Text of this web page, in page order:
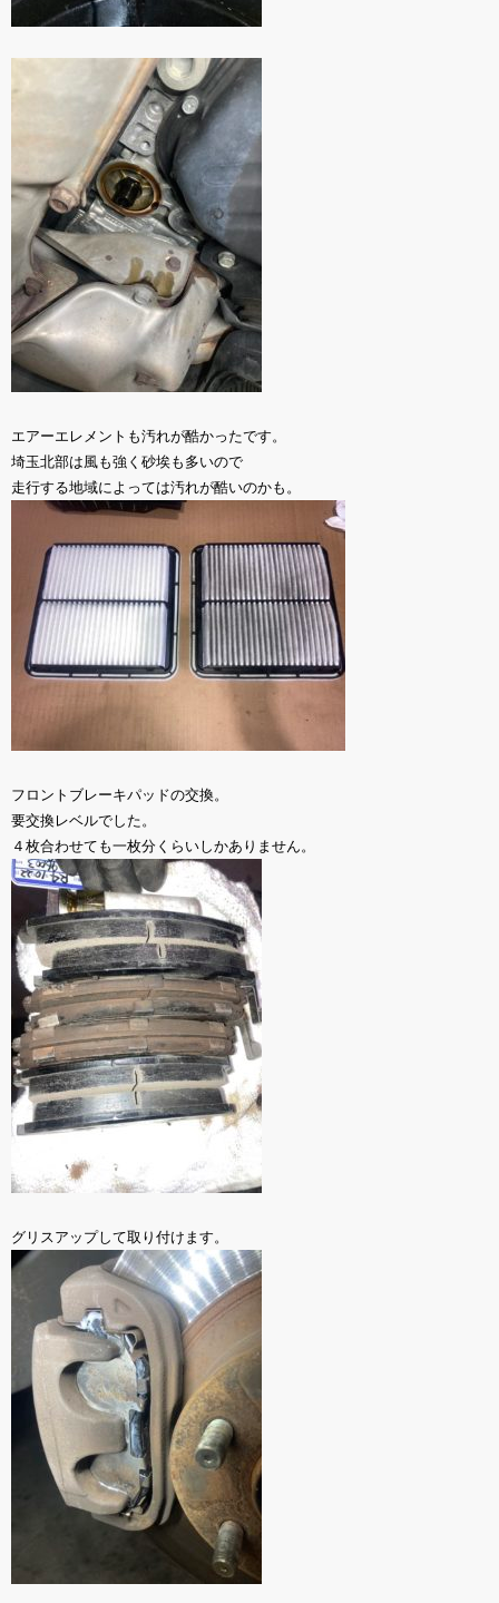
エアーエレメントも汚れが酷かったです。
埼玉北部は風も強く砂埃も多いので
走行する地域によっては汚れが酷いのかも。
フロントブレーキパッドの交換。
要交換レベルでした。
４枚合わせても一枚分くらいしかありません。
グリスアップして取り付けます。